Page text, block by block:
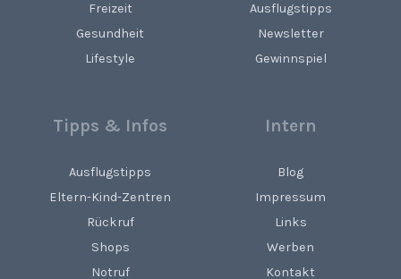
Freizeit
Gesundheit
Lifestyle
Ausflugstipps
Newsletter
Gewinnspiel
Tipps & Infos
Ausflugstipps
Eltern-Kind-Zentren
Rückruf
Shops
Notruf
Intern
Blog
Impressum
Links
Werben
Kontakt